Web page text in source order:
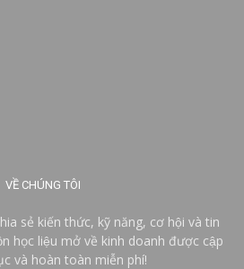
VỀ CHÚNG TÔI
sẻ kiến thức, kỹ năng, cơ hội và tin
học liệu mở về kinh doanh được cập
và hoàn toàn miễn phí!